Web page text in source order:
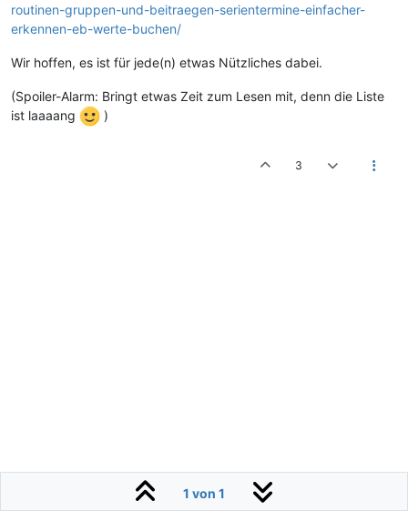
routinen-gruppen-und-beitraegen-serientermine-einfacher-
erkennen-eb-werte-buchen/
Wir hoffen, es ist für jede(n) etwas Nützliches dabei.
(Spoiler-Alarm: Bringt etwas Zeit zum Lesen mit, denn die Liste
ist laaaang
)
3
1 von 1